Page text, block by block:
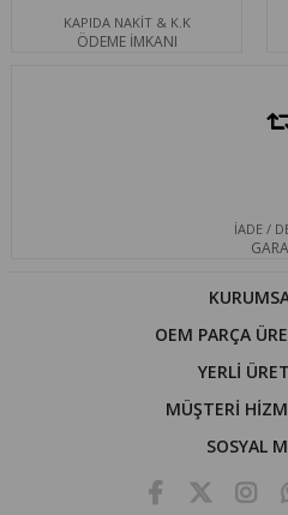
KAPIDA NAKİT & K.K
ÖDEME İMKANI
İADE /
OEM PARÇA
YERLİ
MÜŞTERİ
SOSYAL